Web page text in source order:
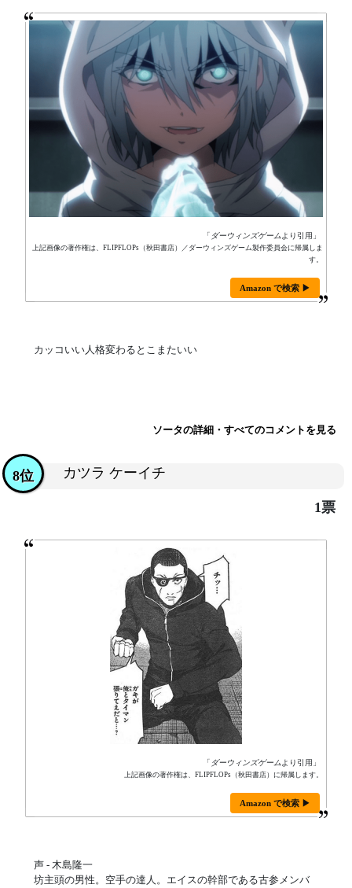
「 ダーウィンズゲーム より引用」
上記画像の著作権は、FLIPFLOPs（秋田書店）／ダーウィンズゲーム製作委員会に帰属しま
す。
Amazon で検索 ▶
カッコいい人格変わるとこまたいい
ソータの詳細・すべてのコメントを見る
カツラ ケーイチ
8位
1票
「 ダーウィンズゲーム より引用」
上記画像の著作権は、FLIPFLOPs（秋田書店）に帰属します。
Amazon で検索 ▶
声 - 木島隆一
坊主頭の男性。空手の達人。エイスの幹部である古参メンバ